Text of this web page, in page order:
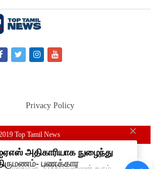
Privacy Policy
Top Tamil News